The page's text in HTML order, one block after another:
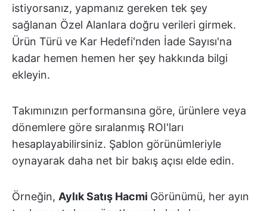
istiyorsanız, yapmanız gereken tek şey
sağlanan Özel Alanlara doğru verileri girmek.
Ürün Türü ve Kar Hedefi'nden İade Sayısı'na
kadar hemen hemen her şey hakkında bilgi
ekleyin.
Takımınızın performansına göre, ürünlere veya
dönemlere göre sıralanmış ROI'ları
hesaplayabilirsiniz. Şablon görünümleriyle
oynayarak daha net bir bakış açısı elde edin.
Örneğin, Aylık Satış Hacmi Görünümü, her ayın